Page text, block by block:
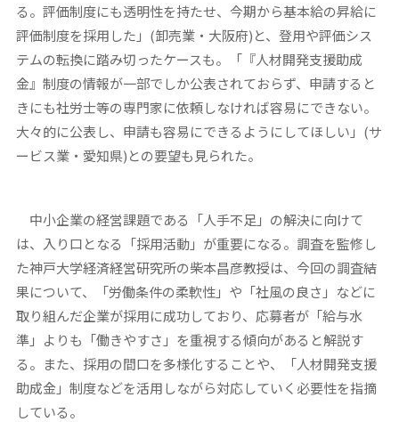
る。評価制度にも透明性を持たせ、今期から基本給の昇給に
評価制度を採用した」(卸売業・大阪府)と、登用や評価シス
テムの転換に踏み切ったケースも。「『人材開発支援助成
金』制度の情報が一部でしか公表されておらず、申請すると
きにも社労士等の専門家に依頼しなければ容易にできない。
大々的に公表し、申請も容易にできるようにしてほしい」(サ
ービス業・愛知県)との要望も見られた。
中小企業の経営課題である「人手不足」の解決に向けて
は、入り口となる「採用活動」が重要になる。調査を監修し
た神戸大学経済経営研究所の柴本昌彦教授は、今回の調査結
果について、「労働条件の柔軟性」や「社風の良さ」などに
取り組んだ企業が採用に成功しており、応募者が「給与水
準」よりも「働きやすさ」を重視する傾向があると解説す
る。また、採用の間口を多様化することや、「人材開発支援
助成金」制度などを活用しながら対応していく必要性を指摘
している。